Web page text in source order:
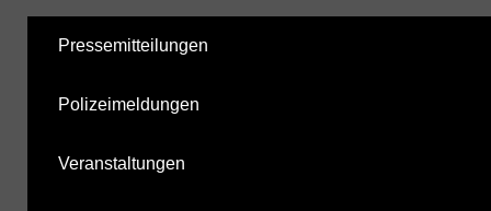
Pressemitteilungen
Polizeimeldungen
Veranstaltungen